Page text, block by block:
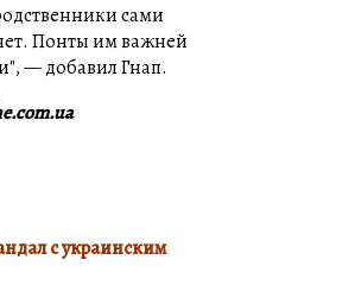
сами
Понты им важней
— добавил Гнап.
с украинским